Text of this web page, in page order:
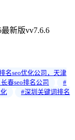
新版vv7.6.6
名seo优化公司，天津
春seo排名公司
#
#深圳关键词排名